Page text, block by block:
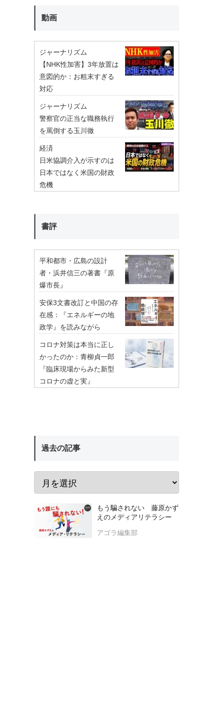
動画
ジャーナリズム
【NHK性加害】3年放置は
意図的か：お粗末すぎる
対応
ジャーナリズム
警察官の正当な職務執行
を罵倒する玉川徹
経済
日米協調介入が示すのは
日本ではなく米国の財政
危機
書評
平和都市・広島の設計
者・浜井信三の著書『原
爆市長』
安保3文書改訂と中国の存
在感：『エネルギーの地
政学』を読みながら
コロナ対策は本当に正し
かったのか：青柳貞一郎
『臨床現場からみた新型
コロナの虚と実』
過去の記事
もう騙されない 藤原かず
えのメディアリテラシー
アゴラ編集部